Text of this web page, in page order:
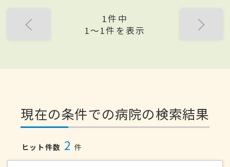
1件中
1〜1件を表示
現在の条件での病院の検索結果
ヒット件数 2 件